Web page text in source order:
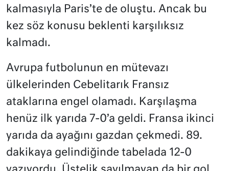
kalmasıyla Paris’te de oluştu. Ancak bu
kez söz konusu beklenti karşılıksız
kalmadı.
Avrupa futbolunun en mütevazı
ülkelerinden Cebelitarık Fransız
ataklarına engel olamadı. Karşılaşma
henüz ilk yarıda 7-0’a geldi. Fransa ikinci
yarıda da ayağını gazdan çekmedi. 89.
dakikaya gelindiğinde tabelada 12-0